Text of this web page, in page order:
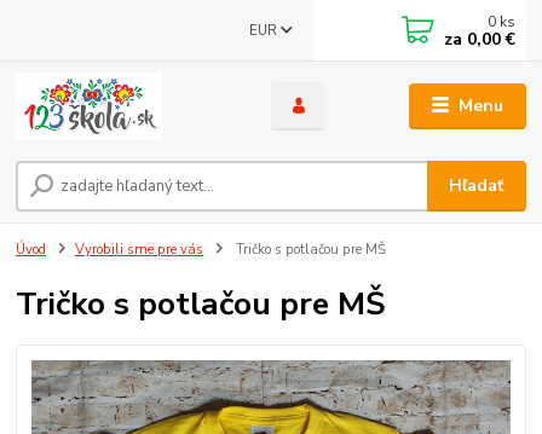
Menu
EUR
Hľadať
0 ks
za 0,00 €
Úvod Vyrobili sme pre vás Tričko s potlačou pre MŠ
Tričko s potlačou pre MŠ